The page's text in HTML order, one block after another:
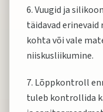
6. Vuugid ja
täidavad erinevaid
kohta või vale
niiskusliikumine.
7. Lõppkontroll
tuleb kontrollida